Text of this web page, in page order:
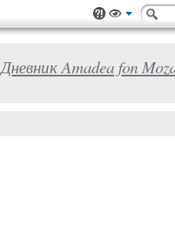
Дневник Amadea fon